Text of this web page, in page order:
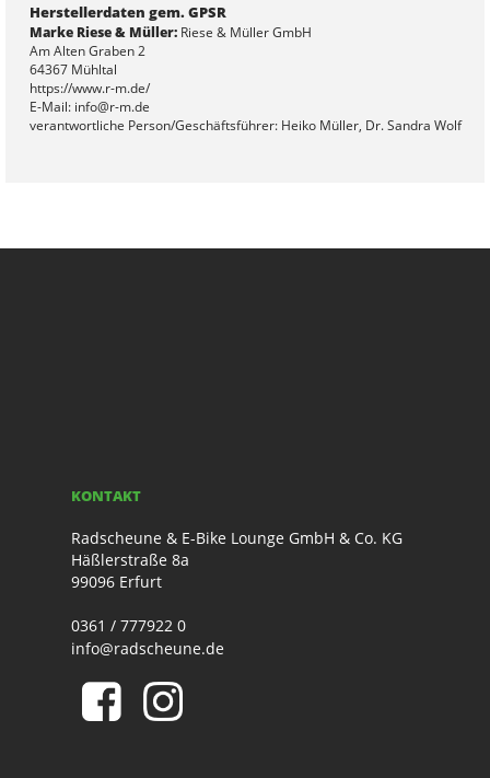
Herstellerdaten gem. GPSR
Marke Riese & Müller:Riese & Müller GmbH
Am Alten Graben 2
64367 Mühltal
https://www.r-m.de/
E-Mail: info@r-m.de
verantwortliche Person/Geschäftsführer: Heiko Müller, Dr. Sandra Wolf
KONTAKT
Radscheune & E-Bike Lounge GmbH & Co. KG
Häßlerstraße 8a
99096 Erfurt
0361 / 777922 0
info@radscheune.de